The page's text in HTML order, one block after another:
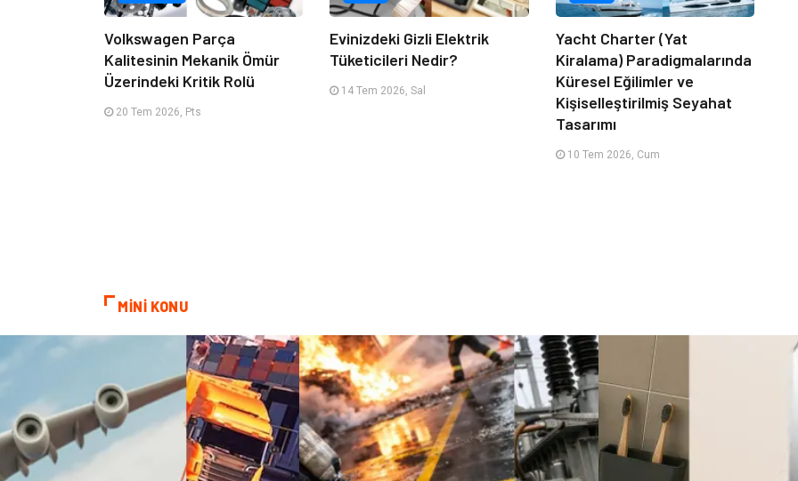
Volkswagen Parça
Kalitesinin Mekanik Ömür
Üzerindeki Kritik Rolü
20 Tem 2026, Pts
Evinizdeki Gizli Elektrik
Tüketicileri Nedir?
14 Tem 2026, Sal
Yacht Charter (Yat
Kiralama) Paradigmalarında
Küresel Eğilimler ve
Kişiselleştirilmiş Seyahat
Tasarımı
10 Tem 2026, Cum
MİNİ KONU